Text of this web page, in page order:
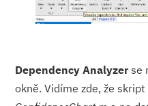
Dependency Analyzer se
okně. Vidíme zde, že skript